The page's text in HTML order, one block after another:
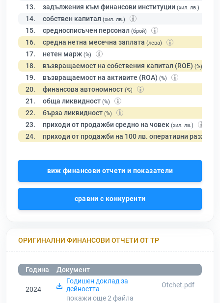
13. задължения към финансови институции (хил. лв.)
14. собствен капитал (хил. лв.)
15. средносписъчен персонал (брой)
16. средна нетна месечна заплата (лева)
17. нетен марж (%)
18. възвращаемост на собствения капитал (ROE) (%)
19. възвращаемост на активите (ROA) (%)
20. финансова автономност (%)
21. обща ликвидност (%)
22. бърза ликвидност (%)
23. приходи от продажби средно на човек (хил. лв.)
24. приходи от продажби на 100 лв. оперативни разходи
виж финансови отчети и показатели
сравни с конкуренти
ОРИГИНАЛНИ ФИНАНСОВИ ОТЧЕТИ ОТ ТР
Година Документ
2024
Годишен доклад за
дейността
Otchet.pdf
покажи още 2файла